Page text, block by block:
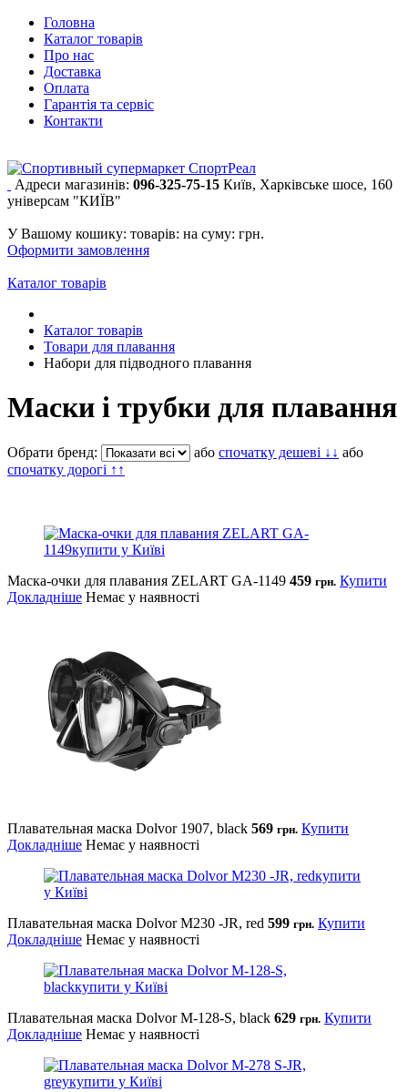
Головна
Каталог товарів
Про нас
Доставка
Оплата
Гарантія та сервіс
Контакти
Адреси магазинів: 096-325-75-15 Київ, Харківське шосе, 160
універсам "КИЇВ"
У Вашому кошику: товарів: на суму: грн.
Оформити замовлення
Каталог товарів
Каталог товарів
Товари для плавання
Набори для підводного плавання
Маски і трубки для плавання
Обрати бренд: або спочатку дешеві ↓↓ або
спочатку дорогі ↑↑
Маска-очки для плавания ZELART GA-1149 459 грн. Купити
Докладніше Немає у наявності
Плавательная маска Dolvor 1907, black 569 грн. Купити
Докладніше Немає у наявності
Плавательная маска Dolvor М230 -JR, red 599 грн. Купити
Докладніше Немає у наявності
Плавательная маска Dolvor M-128-S, black 629 грн. Купити
Докладніше Немає у наявності